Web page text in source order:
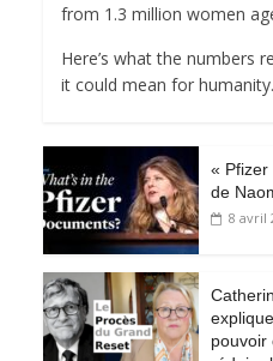
from 1.3 million women
Here’s what the numbers
it could mean for humanity.
« Pfizer
de
8 avril
pouvoir